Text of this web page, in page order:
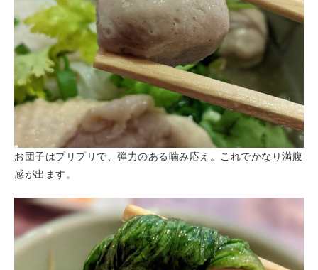
お団子はプリプリで、弾力のある噛み応え。これでかなり満腹
感が出ます。